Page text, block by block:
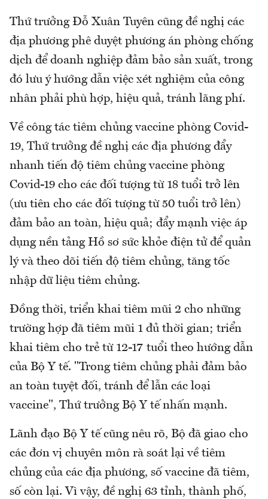
Thứ trưởng Đỗ Xuân Tuyên cũng đề nghị các
địa phương phê duyệt phương án phòng chống
dịch để doanh nghiệp đảm bảo sản xuất, trong
đó lưu ý hướng dẫn việc xét nghiệm của công
nhân phải phù hợp, hiệu quả, tránh lãng phí.
Về công tác tiêm chủng vaccine phòng Covid-
19, Thứ trưởng đề nghị các địa phương đẩy
nhanh tiến độ tiêm chủng vaccine phòng
Covid-19 cho các đối tượng từ 18 tuổi trở lên
(ưu tiên cho các đối tượng từ 50 tuổi trở lên)
đảm bảo an toàn, hiệu quả; đẩy mạnh việc áp
dụng nền tảng Hồ sơ sức khỏe điện tử để quản
lý và theo dõi tiến độ tiêm chủng, tăng tốc
nhập dữ liệu tiêm chủng.
Đồng thời, triển khai tiêm mũi 2 cho những
trường hợp đã tiêm mũi 1 đủ thời gian; triển
khai tiêm cho trẻ từ 12-17 tuổi theo hướng dẫn
của Bộ Y tế. "Trong tiêm chủng phải đảm bảo
an toàn tuyệt đối, tránh để lẫn các loại
vaccine", Thứ trưởng Bộ Y tế nhấn mạnh.
Lãnh đạo Bộ Y tế cũng nêu rõ, Bộ đã giao cho
các đơn vị chuyên môn rà soát lại về tiêm
chủng của các địa phương, số vaccine đã tiêm,
số còn lại. Vì vậy, đề nghị 63 tỉnh, thành phố,